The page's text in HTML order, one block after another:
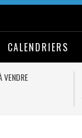
CALENDRIERS
VENDRE